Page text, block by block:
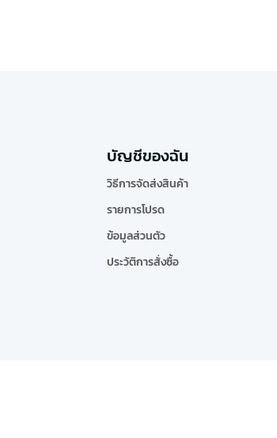
บัญชีของฉัน
วิธีการจัดส่งสินค้า
รายการโปรด
ข้อมูลส่วนตัว
ประวัติการสั่งซื้อ